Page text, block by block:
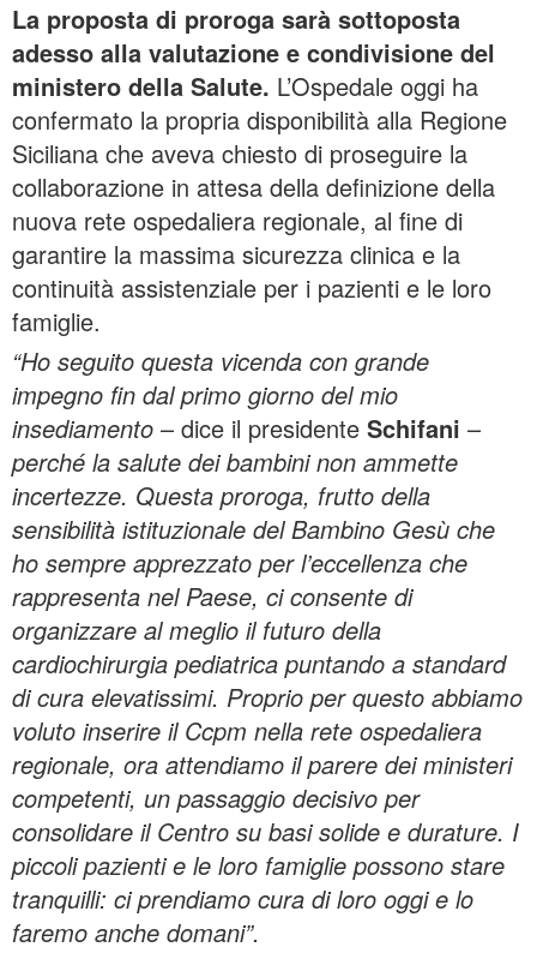
La proposta di proroga sarà sottoposta
adesso alla valutazione e condivisione del
ministero della Salute. L’Ospedale oggi ha
confermato la propria disponibilità alla Regione
Siciliana che aveva chiesto di proseguire la
collaborazione in attesa della definizione della
nuova rete ospedaliera regionale, al fine di
garantire la massima sicurezza clinica e la
continuità assistenziale per i pazienti e le loro
famiglie.
“Ho seguito questa vicenda con grande
impegno fin dal primo giorno del mio
insediamento – dice il presidente Schifani –
perché la salute dei bambini non ammette
incertezze. Questa proroga, frutto della
sensibilità istituzionale del Bambino Gesù che
ho sempre apprezzato per l’eccellenza che
rappresenta nel Paese, ci consente di
organizzare al meglio il futuro della
cardiochirurgia pediatrica puntando a standard
di cura elevatissimi. Proprio per questo abbiamo
voluto inserire il Ccpm nella rete ospedaliera
regionale, ora attendiamo il parere dei ministeri
competenti, un passaggio decisivo per
consolidare il Centro su basi solide e durature. I
piccoli pazienti e le loro famiglie possono stare
tranquilli: ci prendiamo cura di loro oggi e lo
faremo anche domani”.